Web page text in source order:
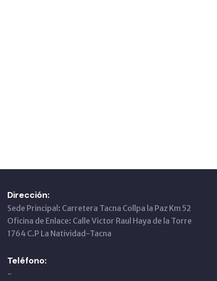
Dirección:
Sede Principal: Carretera Tacna Collpa la Paz Km 52
Oficina de Enlace: Calle Victor Raul Haya de la Torre
1764 C.P La Natividad-Tacna
Teléfono:
-